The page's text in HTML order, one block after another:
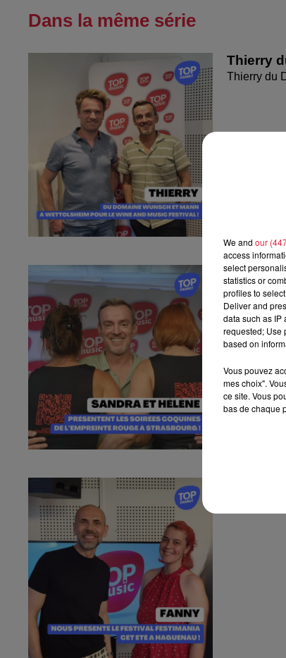
Dans la même série
Thierry
Thierry du
Sandra
Sandra et
Strasbourg
Fanny
We and our
access
select
statistics or
profiles to
Deliver and
data such as IP
requested; Use
based on
Vous pouvez
mes choix".
ce site. Vous
bas de chaque